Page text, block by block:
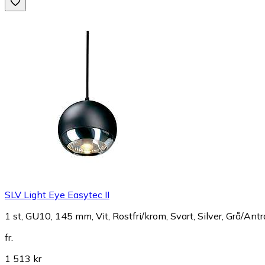
SLV Light Eye Easytec II
1 st, GU10, 145 mm, Vit, Rostfri/krom, Svart, Silver, Grå/
fr.
1 513 kr